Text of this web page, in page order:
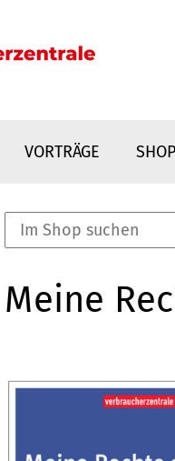
VORTRÄGE SHOP
Meine